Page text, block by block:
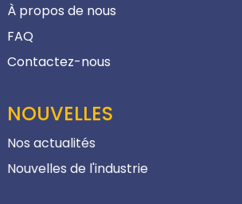
À propos de nous
FAQ
Contactez-nous
NOUVELLES
Nos actualités
Nouvelles de l'industrie